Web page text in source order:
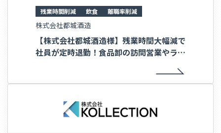
残業時間削減 飲食 離職率削減
株式会社都城酒造
【株式会社都城酒造様】残業時間大幅減で
社員が定時退勤！食品卸の訪問営業やラウ